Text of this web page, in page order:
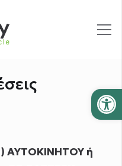
) ΑΥΤΟΚΙΝΗΤΟΥ ή